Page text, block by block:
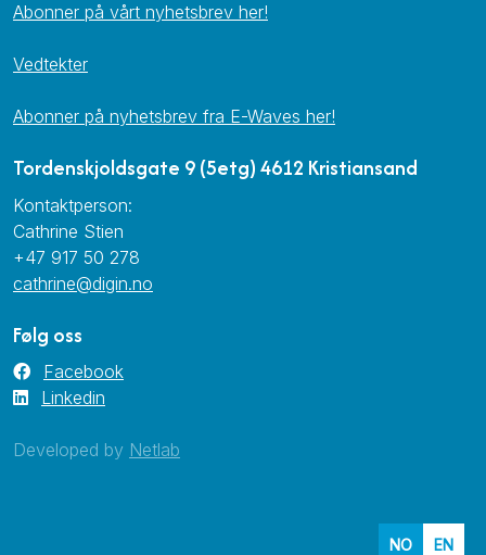
Abonner på vårt nyhetsbrev her!
Vedtekter
Abonner på nyhetsbrev fra E-Waves her!
Tordenskjoldsgate 9 (5etg) 4612 Kristiansand
Kontaktperson:
Cathrine Stien
+47 917 50 278
cathrine@digin.no
Følg oss
Facebook
Linkedin
Developed by Netlab
NO EN